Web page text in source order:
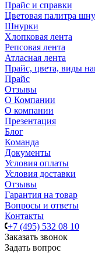
Прайс и справки
Цветовая палитра
Шнурки
Хлопковая лента
Репсовая лента
Атласная лента
Прайс, цвета, виды
Прайс
Отзывы
О Компании
О компании
Презентация
Блог
Команда
Документы
Условия оплаты
Условия доставки
Отзывы
Гарантия на товар
Вопросы и ответы
Контакты
+7 (495) 532 08 10
Заказать звонок
Задать вопрос